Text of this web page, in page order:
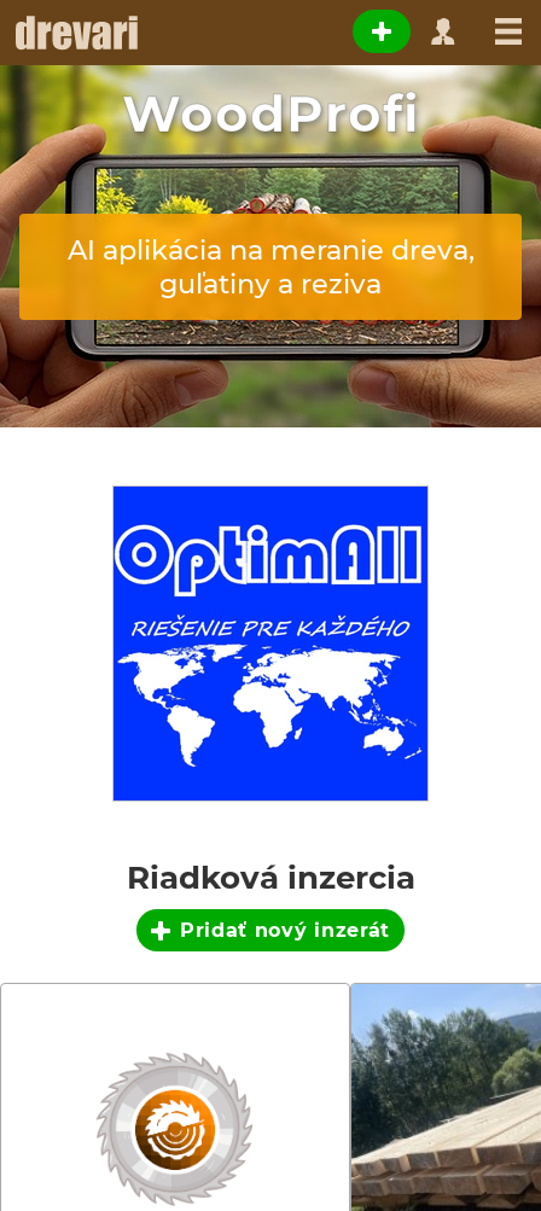
WoodProfi
AI aplikácia na meranie dreva,
guľatiny a reziva
Riadková inzercia
Pridať nový inzerát